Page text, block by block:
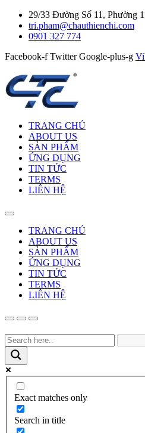
29/33 Đường Số 11, Phường
tri.pham@chauthienchi.com
0901 327 774
Facebook-f Twitter Google-plus-g
TRANG CHỦ
ABOUT US
SẢN PHẨM
ỨNG DỤNG
TIN TỨC
TERMS
LIÊN HỆ
TRANG CHỦ
ABOUT US
SẢN PHẨM
ỨNG DỤNG
TIN TỨC
TERMS
LIÊN HỆ
Exact matches only
Search in title